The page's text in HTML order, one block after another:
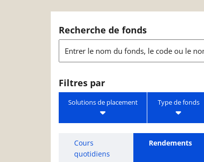
Recherche de fonds
Filtres par
Solutions de placement Type de fonds
Cours
quotidiens
Rendements